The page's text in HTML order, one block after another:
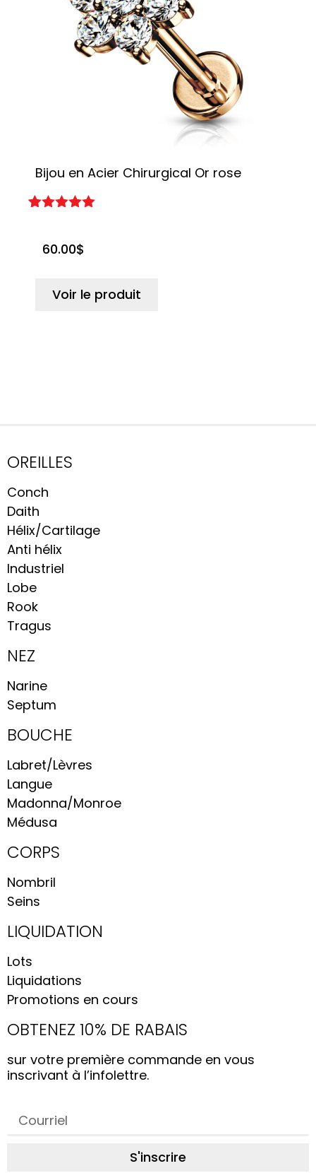
Bijou en Acier Chirurgical Or rose
basé sur
notation
60.00$
Voir le produit
OREILLES
Conch
Daith
Hélix/Cartilage
Anti hélix
Industriel
Lobe
Rook
Tragus
NEZ
Narine
Septum
BOUCHE
Labret/Lèvres
Langue
Madonna/Monroe
Médusa
CORPS
Nombril
Seins
LIQUIDATION
Lots
Liquidations
Promotions en cours
OBTENEZ 10% DE RABAIS
sur votre première commande en vous
inscrivant à l’infolettre.
S'inscrire